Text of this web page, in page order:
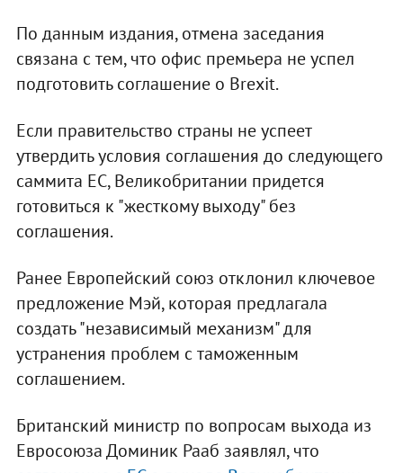
По данным издания, отмена заседания
связана с тем, что офис премьера не успел
подготовить соглашение о Brexit.
Если правительство страны не успеет
утвердить условия соглашения до следующего
саммита ЕС, Великобритании придется
готовиться к "жесткому выходу" без
соглашения.
Ранее Европейский союз отклонил ключевое
предложение Мэй, которая предлагала
создать "независимый механизм" для
устранения проблем с таможенным
соглашением.
Британский министр по вопросам выхода из
Евросоюза Доминик Рааб заявлял, что